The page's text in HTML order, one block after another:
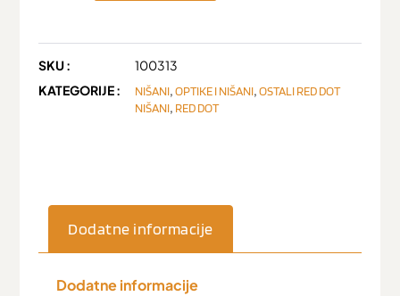
SKU :
100313
KATEGORIJE :
NIŠANI,OPTIKE I NIŠANI,OSTALI RED DOT
NIŠANI, RED DOT
Dodatne informacije
Dodatne informacije